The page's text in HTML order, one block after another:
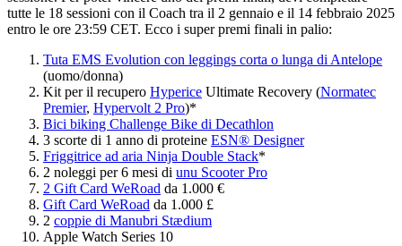
tutte le 18 sessioni con il Coach tra il 2 gennaio e il 14 febbraio 2025
entro le ore 23:59 CET. Ecco i super premi finali in palio:
Tuta EMS Evolution con leggings corta o lunga di Antelope
(uomo/donna)
Kit per il recupero Hyperice Ultimate Recovery (Normatec
Premier, Hypervolt 2 Pro)*
Bici biking Challenge Bike di Decathlon
3 scorte di 1 anno di proteine ESN® Designer
Friggitrice ad aria Ninja Double Stack*
2 noleggi per 6 mesi di unu Scooter Pro
2 Gift Card WeRoad da 1.000 €
Gift Card WeRoad da 1.000 £
2 coppie di Manubri Stædium
Apple Watch Series 10